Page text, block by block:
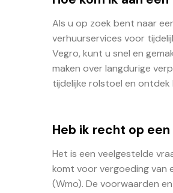
Als u op zoek bent naar
verhuurservices voor
Vegro, kunt u snel en
maken over langdurige
tijdelijke rolstoel en
Heb ik recht op
Het is een veelgestelde
komt voor vergoeding van
(Wmo). De voorwaarden